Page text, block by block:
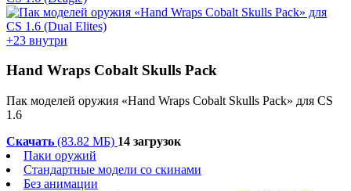
+23 внутри
Hand Wraps Cobalt Skulls Pack
Пак моделей оружия «Hand Wraps Cobalt Skulls Pack» для CS
1.6
Скачать (83.82 МБ) 14 загрузок
Паки оружий
Стандартные модели со скинами
Без анимации